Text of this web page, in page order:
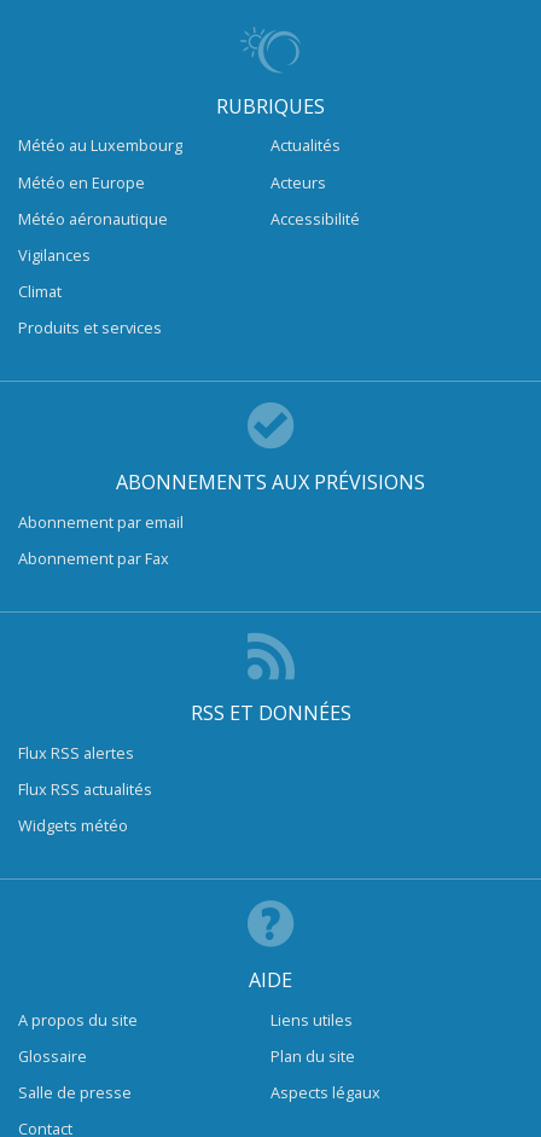
RUBRIQUES
Météo au Luxembourg
Météo en Europe
Météo aéronautique
Vigilances
Climat
Produits et services
Actualités
Acteurs
Accessibilité
ABONNEMENTS AUX PRÉVISIONS
Abonnement par email
Abonnement par Fax
RSS ET DONNÉES
Flux RSS alertes
Flux RSS actualités
Widgets météo
AIDE
A propos du site
Glossaire
Salle de presse
Contact
Liens utiles
Plan du site
Aspects légaux